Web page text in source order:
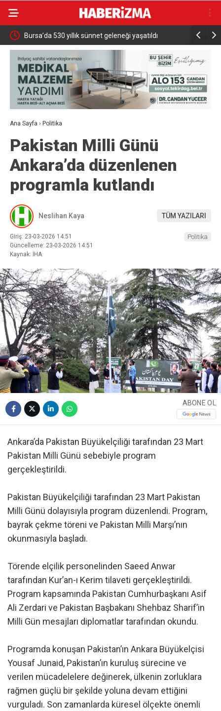
Bursa’da 530 yıllık sünnet geleneği yaşatıldı 6.
Ana Sayfa › Politika
Pakistan Milli Günü
Ankara’da düzenlenen
programla kutlandı
Neslihan Kaya TÜM YAZILARI
Giriş: 23-03-2026 14:51
Güncelleme: 23-03-2026 14:51
Kaynak: İHA
Politika
ABONE OL
Ankara’da Pakistan Büyükelçiliği tarafından 23 Mart
Pakistan Milli Günü sebebiyle program
gerçekleştirildi.
Pakistan Büyükelçiliği tarafından 23 Mart Pakistan
Milli Günü dolayısıyla program düzenlendi. Program,
bayrak çekme töreni ve Pakistan Milli Marşı’nın
okunmasıyla başladı.
Törende elçilik personelinden Saeed Anwar
tarafından Kur’an-ı Kerim tilaveti gerçekleştirildi.
Program kapsamında Pakistan Cumhurbaşkanı Asif
Ali Zerdari ve Pakistan Başbakanı Shehbaz Sharif’in
Milli Gün mesajları diplomatlar tarafından okundu.
Programda konuşan Pakistan’ın Ankara Büyükelçisi
Yousaf Junaid, Pakistan’ın kuruluş sürecine ve
verilen mücadelelere değinerek, ülkenin zorluklara
rağmen güçlü bir şekilde yoluna devam ettiğini
vurguladı. Son zamanlarda küresel ölçekte önemli